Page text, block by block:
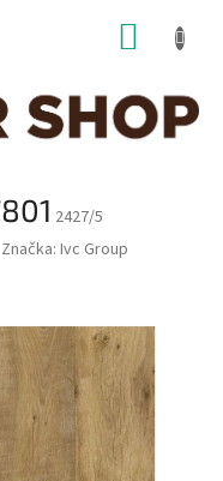
2427/5
Značka: Ivc Group